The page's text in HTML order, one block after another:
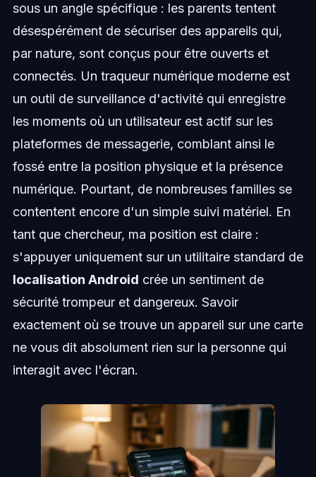
sous un angle spécifique : les parents tentent
désespérément de sécuriser des appareils qui,
par nature, sont conçus pour être ouverts et
connectés. Un traqueur numérique moderne est
un outil de surveillance d'activité qui enregistre
les moments où un utilisateur est actif sur les
plateformes de messagerie, comblant ainsi le
fossé entre la position physique et la présence
numérique. Pourtant, de nombreuses familles se
contentent encore d'un simple suivi matériel. En
tant que chercheur, ma position est claire :
s'appuyer uniquement sur un utilitaire standard de
localisation Android crée un sentiment de
sécurité trompeur et dangereux. Savoir
exactement où se trouve un appareil sur une carte
ne vous dit absolument rien sur la personne qui
interagit avec l'écran.